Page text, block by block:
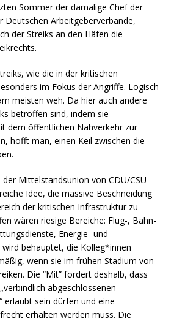
Sommer der damalige Chef der
Deutschen Arbeitgeberverbände,
der Streiks an den Häfen die
wie die in der kritischen
im Fokus der Angriffe. Logisch
meisten weh. Da hier auch andere
betroffen sind, indem sie
dem öffentlichen Nahverkehr zur
hofft man, einen Keil zwischen die
Mittelstandsunion von CDU/CSU
Idee, die massive Beschneidung
der kritischen Infrastruktur zu
wären riesige Bereiche: Flug-, Bahn-
Energie- und
wird behauptet, die Kolleg*innen
wenn sie im frühen Stadium von
Die “Mit” fordert deshalb, dass
abgeschlossenen
erlaubt sein dürfen und eine
erhalten werden muss. Die